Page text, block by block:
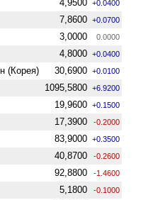
4,9500 +0.0400
7,8600 +0.0700
3,0000 0.0000
4,8000 +0.0400
(Корея) 30,6900 +0.0100
1095,5800 +6.9200
19,9600 +0.1500
17,3900 -0.2000
83,9000 +0.3500
40,8700 -0.2600
92,8800 -1.4600
5,1800 -0.1000